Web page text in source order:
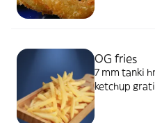
OG fries
7 mm tanki
ketchup